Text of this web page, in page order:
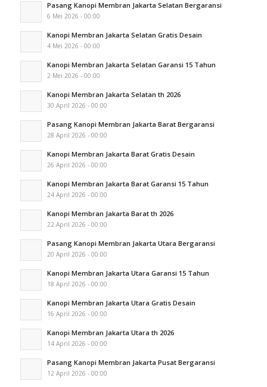
Pasang Kanopi Membran Jakarta Selatan Bergaransi
6 Mei 2026 - 00:00
Kanopi Membran Jakarta Selatan Gratis Desain
4 Mei 2026 - 00:00
Kanopi Membran Jakarta Selatan Garansi 15 Tahun
2 Mei 2026 - 00:00
Kanopi Membran Jakarta Selatan th 2026
30 April 2026 - 00:00
Pasang Kanopi Membran Jakarta Barat Bergaransi
28 April 2026 - 00:00
Kanopi Membran Jakarta Barat Gratis Desain
26 April 2026 - 00:00
Kanopi Membran Jakarta Barat Garansi 15 Tahun
24 April 2026 - 00:00
Kanopi Membran Jakarta Barat th 2026
22 April 2026 - 00:00
Pasang Kanopi Membran Jakarta Utara Bergaransi
20 April 2026 - 00:00
Kanopi Membran Jakarta Utara Garansi 15 Tahun
18 April 2026 - 00:00
Kanopi Membran Jakarta Utara Gratis Desain
16 April 2026 - 00:00
Kanopi Membran Jakarta Utara th 2026
14 April 2026 - 00:00
Pasang Kanopi Membran Jakarta Pusat Bergaransi
12 April 2026 - 00:00